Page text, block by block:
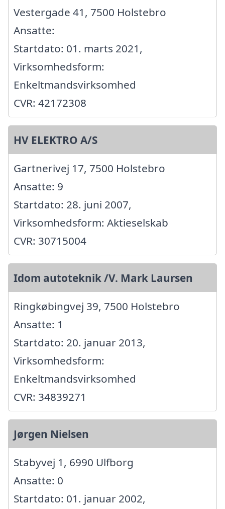
Vestergade 41, 7500 Holstebro
Ansatte:
Startdato: 01. marts 2021,
Virksomhedsform:
Enkeltmandsvirksomhed
CVR: 42172308
HV ELEKTRO A/S
Gartnerivej 17, 7500 Holstebro
Ansatte: 9
Startdato: 28. juni 2007,
Virksomhedsform: Aktieselskab
CVR: 30715004
Idom autoteknik /V. Mark Laursen
Ringkøbingvej 39, 7500 Holstebro
Ansatte: 1
Startdato: 20. januar 2013,
Virksomhedsform:
Enkeltmandsvirksomhed
CVR: 34839271
Jørgen Nielsen
Stabyvej 1, 6990 Ulfborg
Ansatte: 0
Startdato: 01. januar 2002,